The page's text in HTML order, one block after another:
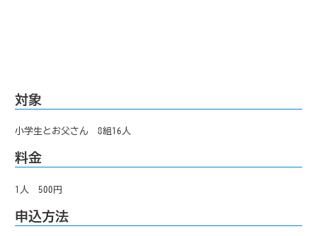
対象
小学生とお父さん 8組16人
料金
1人 500円
申込方法